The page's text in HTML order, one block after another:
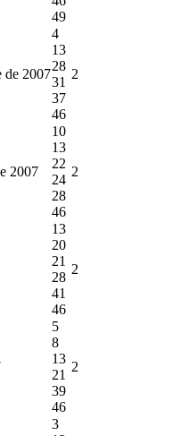
49
de 2007
4
13
28
31
37
46
2
2007
10
13
22
24
28
46
2
13
20
21
28
41
46
2
5
8
13
21
39
46
2
3